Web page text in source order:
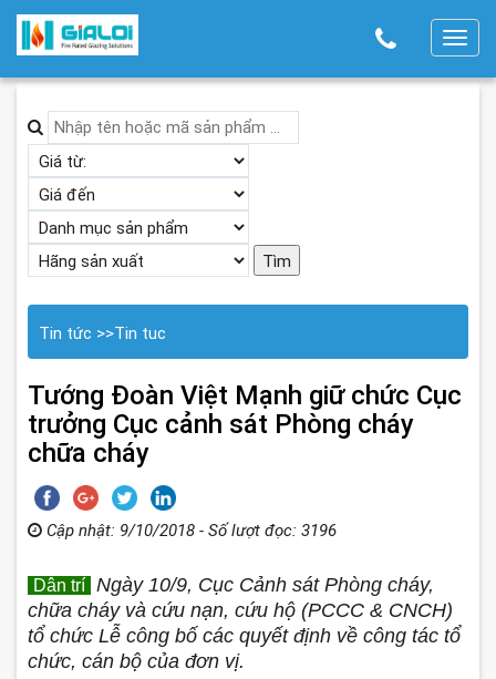
T
i
Tin tức >>Tin tuc
Tướng Đoàn Việt Mạnh giữ chức Cục
trưởng Cục cảnh sát Phòng cháy
chữa cháy
Cập nhật: 9/10/2018 - Số lượt đọc: 3196
Dân trí Ngày 10/9, Cục Cảnh sát Phòng cháy,
chữa cháy và cứu nạn, cứu hộ (PCCC & CNCH)
tổ chức Lễ công bố các quyết định về công tác tổ
chức, cán bộ của đơn vị.